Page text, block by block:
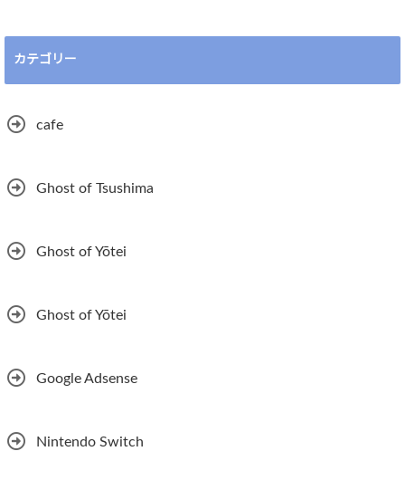
カテゴリー
cafe
Ghost of Tsushima
Ghost of Yōtei
Ghost of Yōtei
Google Adsense
Nintendo Switch